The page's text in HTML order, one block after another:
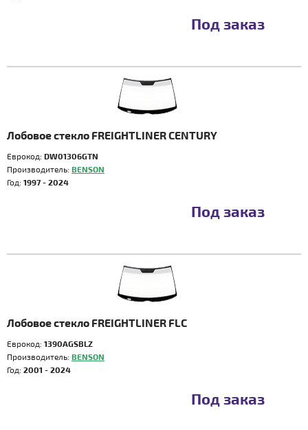
Под заказ
Лобовое стекло FREIGHTLINER CENTURY
Еврокод: DW01306GTN
Производитель: BENSON
Год: 1997 - 2024
Под заказ
Лобовое стекло FREIGHTLINER FLC
Еврокод: 1390AGSBLZ
Производитель: BENSON
Год: 2001 - 2024
Под заказ